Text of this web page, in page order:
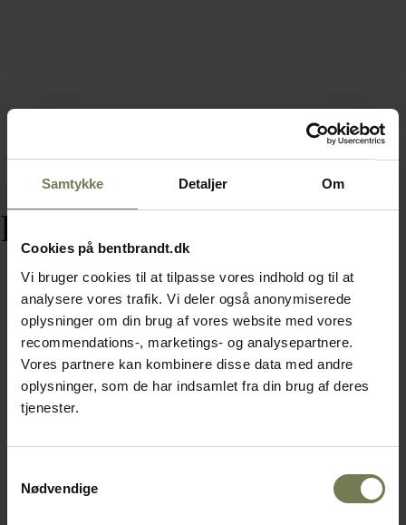
Samtykke Detaljer Om
Cookies på bentbrandt.dk
Vi bruger cookies til at tilpasse vores indhold og til at
analysere vores trafik. Vi deler også anonymiserede
oplysninger om din brug af vores website med vores
recommendations-, marketings- og analysepartnere.
Vores partnere kan kombinere disse data med andre
oplysninger, som de har indsamlet fra din brug af deres
tjenester.
Nødvendige
Relaterede varer